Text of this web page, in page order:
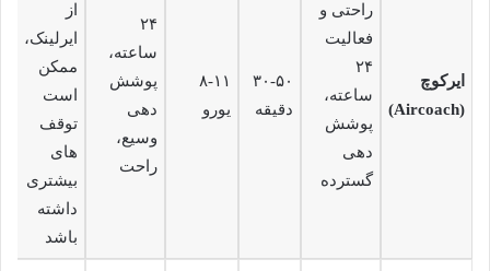
ایرکوچ
(Aircoach)
راحتی و
فعالیت
۲۴
ساعته،
پوشش
دهی
گسترده
۳۰-۵۰
دقیقه
۸-۱۱
یورو
۲۴
ساعته،
پوشش
دهی
وسیع،
راحت
از
ایرلینک،
ممکن
است
توقف
های
بیشتری
داشته
باشد